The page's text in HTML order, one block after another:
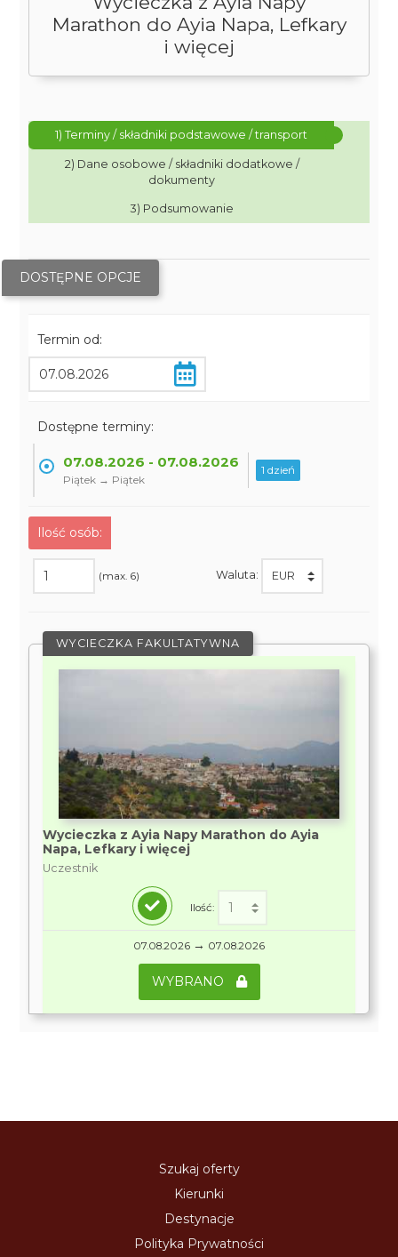
Marathon do Ayia Napa, Lefkary
i więcej
1) Terminy / składniki podstawowe / transport
2) Dane osobowe / składniki dodatkowe /
dokumenty
3) Podsumowanie
DOSTĘPNE OPCJE
Termin od:
Dostępne terminy:
07.08.2026 - 07.08.2026
Piątek → Piątek
1 dzień
Ilość osób:
(max. 6) Waluta:
WYCIECZKA FAKULTATYWNA
Wycieczka z Ayia Napy Marathon do Ayia
Napa, Lefkary i więcej
Uczestnik
Ilość:
07.08.2026 → 07.08.2026
WYBRANO
Szukaj oferty
Kierunki
Destynacje
Polityka Prywatności